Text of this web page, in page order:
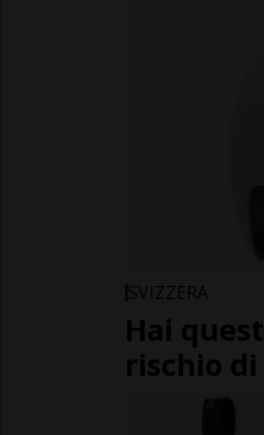
SVIZZERA
Hai
rischio